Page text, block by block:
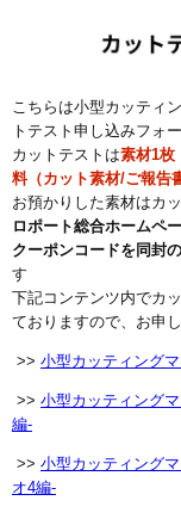
こちらは小型カッティ
トテスト申し込みフォー
カットテストは素材1枚
料（カット素材/ご報告
お預かりした素材はカ
ロポート総合ホームペ
クーポンコードを同封
す
下記コンテンツ内でカ
ておりますので、お申
>> 小型カッティング
>> 小型カッティング
編-
>> 小型カッティング
オ4編-